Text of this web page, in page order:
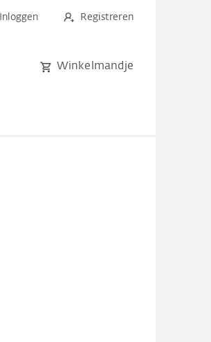
Inloggen Registreren
Winkelmandje